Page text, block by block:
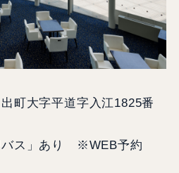
町大字平道字入江1825番
バス」あり ※WEB予約